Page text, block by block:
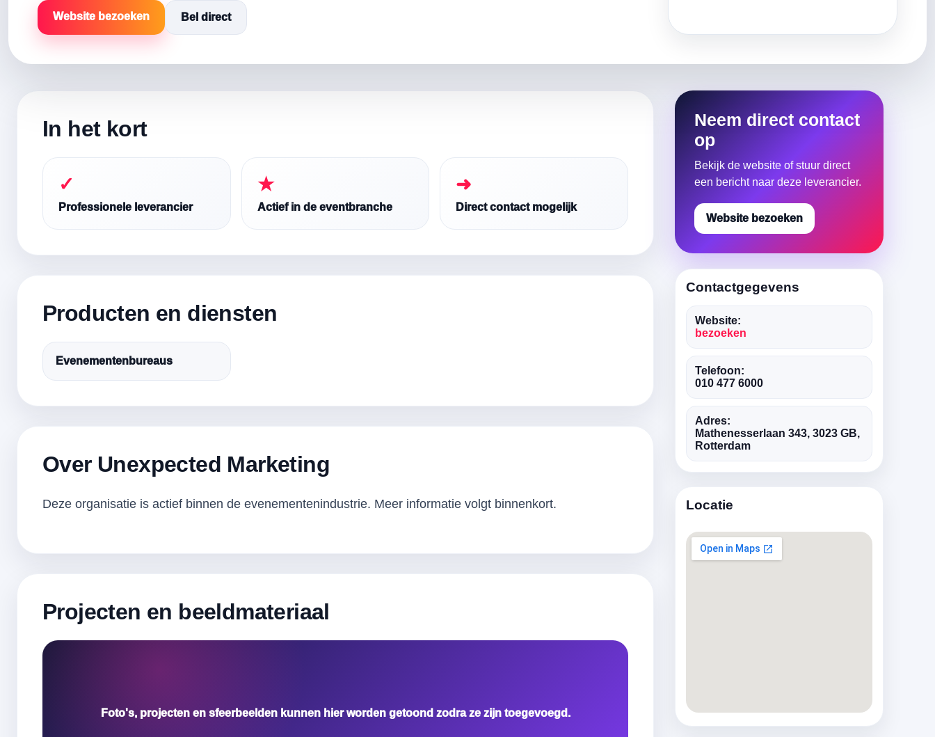
Website bezoeken Bel direct
In het kort
✓
Professionele leverancier
★
Actief in de eventbranche
➜
Direct contact mogelijk
Producten en diensten
Evenementenbureaus
Over Unexpected Marketing
Deze organisatie is actief binnen de evenementenindustrie. Meer informatie volgt binnenkort.
Projecten en beeldmateriaal
Foto's, projecten en sfeerbeelden kunnen hier worden getoond zodra ze zijn toegevoegd.
Neem direct contact
op
Bekijk de website of stuur direct
een bericht naar deze leverancier.
Website bezoeken
Contactgegevens
Website:
bezoeken
Telefoon:
010 477 6000
Adres:
Mathenesserlaan 343, 3023 GB,
Rotterdam
Locatie